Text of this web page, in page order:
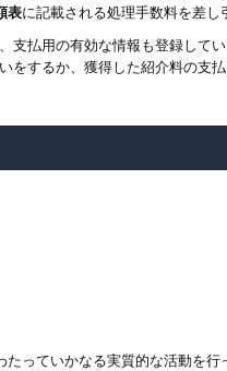
表に記載される処理手数料を差し
支払用の有効な情報も登録して
をするか、獲得した紹介料の支
っていかなる実質的な活動を